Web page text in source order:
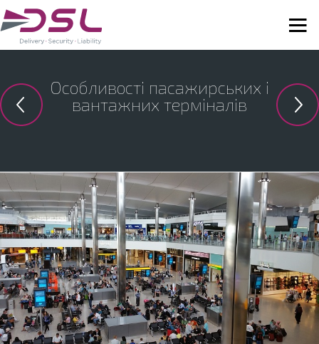
Особливості пасажирських і
вантажних терміналів